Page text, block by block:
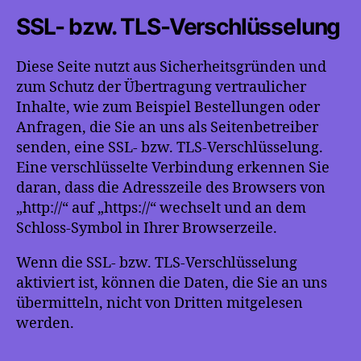
SSL- bzw. TLS-Verschlüsselung
Diese Seite nutzt aus Sicherheitsgründen und
zum Schutz der Übertragung vertraulicher
Inhalte, wie zum Beispiel Bestellungen oder
Anfragen, die Sie an uns als Seitenbetreiber
senden, eine SSL- bzw. TLS-Verschlüsselung.
Eine verschlüsselte Verbindung erkennen Sie
daran, dass die Adresszeile des Browsers von
„http://“ auf „https://“ wechselt und an dem
Schloss-Symbol in Ihrer Browserzeile.
Wenn die SSL- bzw. TLS-Verschlüsselung
aktiviert ist, können die Daten, die Sie an uns
übermitteln, nicht von Dritten mitgelesen
werden.